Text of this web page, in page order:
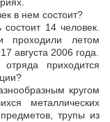
в нем состоит?
14 человек.
проходили летом
августа 2006 года.
приходится
кругом
металлических
трупы из